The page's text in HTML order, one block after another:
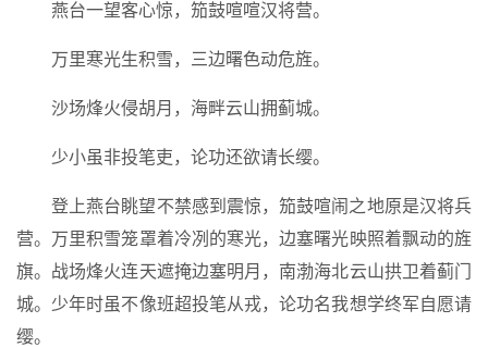
燕台一望客心惊，笳鼓喧喧汉将营。
万里寒光生积雪，三边曙色动危旌。
沙场烽火侵胡月，海畔云山拥蓟城。
少小虽非投笔吏，论功还欲请长缨。
登上燕台眺望不禁感到震惊，笳鼓喧闹之地原是汉将兵
营。万里积雪笼罩着冷冽的寒光，边塞曙光映照着飘动的旌
旗。战场烽火连天遮掩边塞明月，南渤海北云山拱卫着蓟门
城。少年时虽不像班超投笔从戎，论功名我想学终军自愿请
缨。